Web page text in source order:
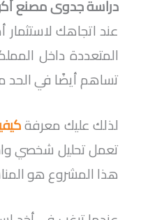
دراسة جدوى مصنع
عند اتجاهك لاستثمار
المتعددة داخل
تساهم أيضًا في الحد
لذلك عليك معرفة
تعمل تحليل شخصي
هذا المشروع هو